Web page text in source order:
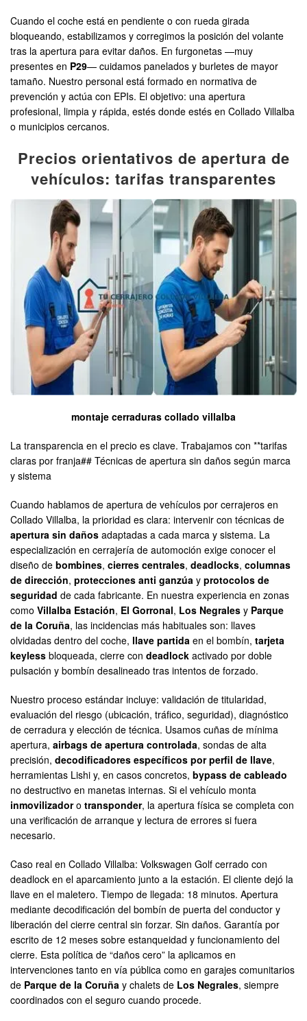
Cuando el coche está en pendiente o con rueda girada
bloqueando, estabilizamos y corregimos la posición del volante
tras la apertura para evitar daños. En furgonetas —muy
presentes en P29— cuidamos panelados y burletes de mayor
tamaño. Nuestro personal está formado en normativa de
prevención y actúa con EPIs. El objetivo: una apertura
profesional, limpia y rápida, estés donde estés en Collado Villalba
o municipios cercanos.
Precios orientativos de apertura de
vehículos: tarifas transparentes
montaje cerraduras collado villalba
La transparencia en el precio es clave. Trabajamos con **tarifas
claras por franja## Técnicas de apertura sin daños según marca
y sistema
Cuando hablamos de apertura de vehículos por cerrajeros en
Collado Villalba, la prioridad es clara: intervenir con técnicas de
apertura sin daños adaptadas a cada marca y sistema. La
especialización en cerrajería de automoción exige conocer el
diseño de bombines, cierres centrales, deadlocks, columnas
de dirección, protecciones anti ganzúa y protocolos de
seguridad de cada fabricante. En nuestra experiencia en zonas
como Villalba Estación, El Gorronal, Los Negrales y Parque
de la Coruña, las incidencias más habituales son: llaves
olvidadas dentro del coche, llave partida en el bombín, tarjeta
keyless bloqueada, cierre con deadlock activado por doble
pulsación y bombín desalineado tras intentos de forzado.
Nuestro proceso estándar incluye: validación de titularidad,
evaluación del riesgo (ubicación, tráfico, seguridad), diagnóstico
de cerradura y elección de técnica. Usamos cuñas de mínima
apertura, airbags de apertura controlada, sondas de alta
precisión, decodificadores específicos por perfil de llave,
herramientas Lishi y, en casos concretos, bypass de cableado
no destructivo en manetas internas. Si el vehículo monta
inmovilizadoro transponder, la apertura física se completa con
una verificación de arranque y lectura de errores si fuera
necesario.
Caso real en Collado Villalba: Volkswagen Golf cerrado con
deadlock en el aparcamiento junto a la estación. El cliente dejó la
llave en el maletero. Tiempo de llegada: 18 minutos. Apertura
mediante decodificación del bombín de puerta del conductor y
liberación del cierre central sin forzar. Sin daños. Garantía por
escrito de 12 meses sobre estanqueidad y funcionamiento del
cierre. Esta política de “daños cero” la aplicamos en
intervenciones tanto en vía pública como en garajes comunitarios
de Parque de la Coruña y chalets de Los Negrales, siempre
coordinados con el seguro cuando procede.